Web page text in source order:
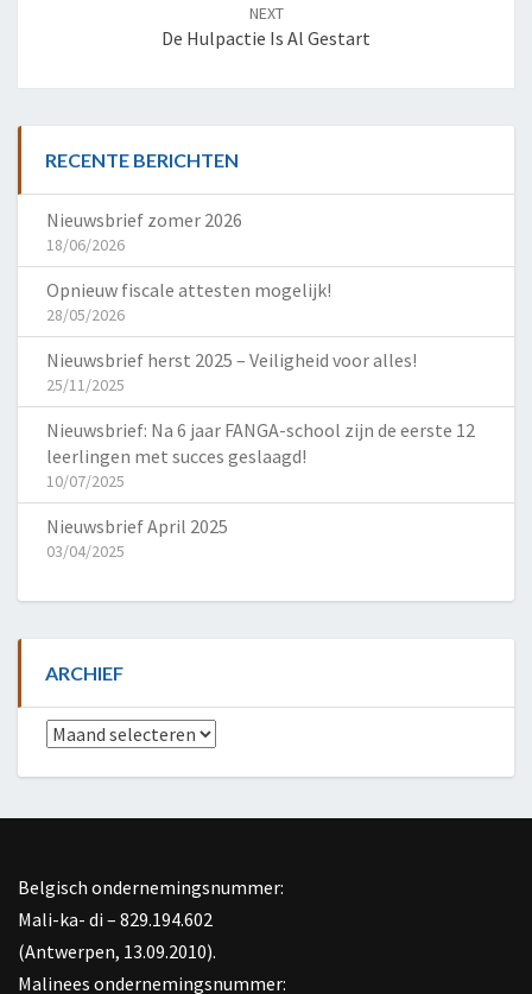
NEXT
De Hulpactie Is Al Gestart
RECENTE BERICHTEN
Nieuwsbrief zomer 2026
18/06/2026
Opnieuw fiscale attesten mogelijk!
28/05/2026
Nieuwsbrief herst 2025 – Veiligheid voor alles!
25/11/2025
Nieuwsbrief: Na 6 jaar FANGA-school zijn de eerste 12
leerlingen met succes geslaagd!
10/07/2025
Nieuwsbrief April 2025
03/04/2025
ARCHIEF
Archief
Belgisch ondernemingsnummer:
Mali-ka- di – 829.194.602
(Antwerpen, 13.09.2010).
Malinees ondernemingsnummer: